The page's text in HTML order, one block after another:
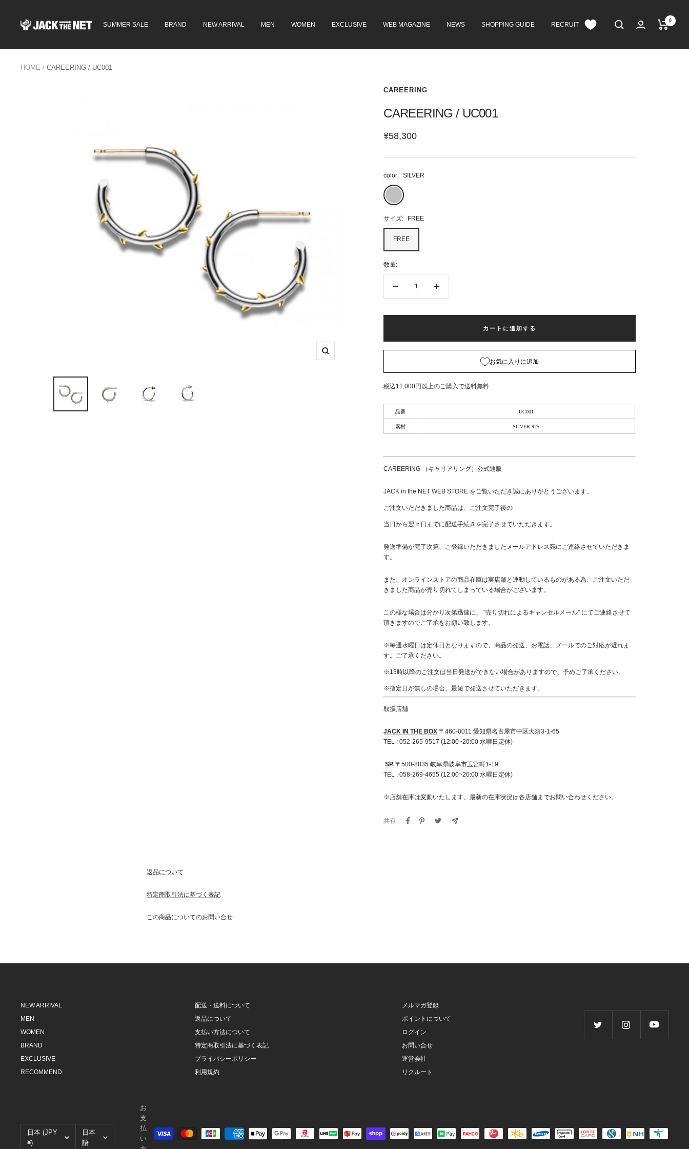
SUMMER SALE BRAND NEW ARRIVAL MEN WOMEN EXCLUSIVE WEB MAGAZINE NEWS SHOPPING GUIDE RECRUIT
JACK
WEB
0
HOME CAREERING / UC001
ズ
CAREERING
CAREERING / UC001
セ
価
格
¥58,300
color: SILVER
SILVER
サイズ: FREE
FREE
数量:
量
す
数
量
す
カートに追加する
お気に入りに追加
税込11,000円以上のご購入で送料無料
品番 UC001
素材 SILVER 925
CAREERING （キャリアリング）公式通販
JACK in the NET WEB STORE をご覧いただき誠にありがとうございます。
ご注文いただきました商品は、ご注文完了後の
当日から翌々日 までに配送手続きを完了させていただきます。
発送準備が完了次第、ご登録いただきましたメールアドレス宛にご連絡させていただきま
す。
また、オンラインストアの商品在庫は実店舗と連動しているものがある為、ご注文いただ
きました商品が売り切れてしまっている場合がございます。
この様な場合は分かり次第迅速に、 "売り切れによるキャンセルメール" にてご連絡させて
頂きますのでご了承をお願い致します。
※毎週水曜日は定休日となりますので、商品の発送、お電話、メールでのご対応が遅れま
す。ご了承ください。
※13時以降のご注文は当日発送ができない場合がありますので、予めご了承ください。
※指定日が無しの場合、最短で発送させていただきます。
取扱店舗
JACK IN THE BOX 〒460-0011愛知県名古屋市中区大須3-1-65
TEL : 052-265-9517 (12:00~20:00水曜日定休)
SP. 〒500-8835岐阜県岐阜市玉宮町1-19
TEL : 058-269-4655 (12:00~20:00水曜日定休)
※店舗在庫は変動いたします。最新の在庫状況は各店舗までお問い合わせください。
共有
返品について
特定商取引法に基づく表記
この商品についてのお問い合せ
NEW ARRIVAL
MEN
WOMEN
BRAND
EXCLUSIVE
RECOMMEND
配送・送料について
返品について
支払い方法について
特定商取引法に基づく表記
プライバシーポリシー
利用規約
メルマガ登録
ポイントについて
ログイン
お問い合せ
運営会社
リクルート
日本 (JPY
¥)
日本
語
お
支
払
い